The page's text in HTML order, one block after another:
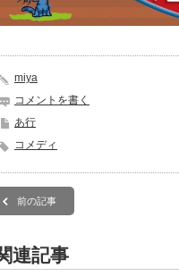
miya
コメントを書く
あ行
コメディ
前の記事
連記事